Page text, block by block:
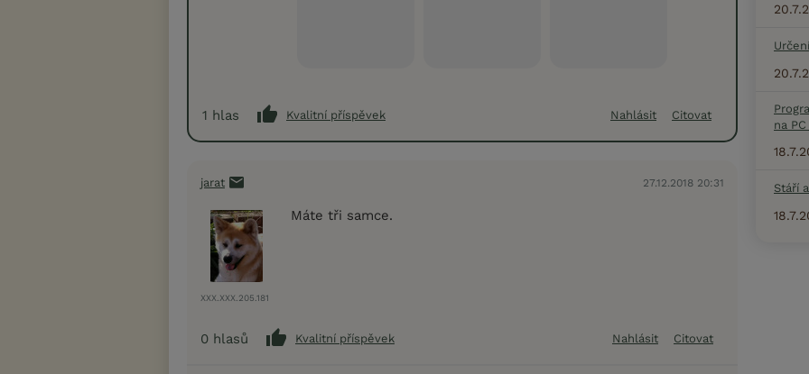
1 hlas Kvalitní příspěvek Nahlásit Citovat
jarat 27.12.2018 20:31
XXX.XXX.205.181
Máte tři samce.
0 hlasů Kvalitní příspěvek Nahlásit Citovat
na
Stáří